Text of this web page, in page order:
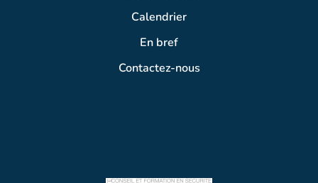
Calendrier
En bref
Contactez-nous